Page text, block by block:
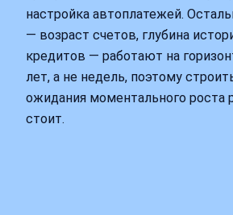
настройка автоплатежей.
— возраст счетов, глубина
кредитов — работают на
лет, а не недель, поэтому
ожидания моментального роста
стоит.